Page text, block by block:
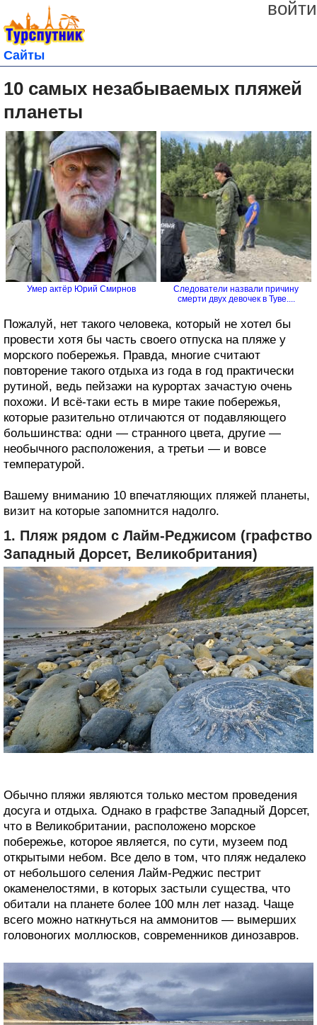
войти
Сайты
10 самых незабываемых пляжей
планеты
Умер актёр Юрий Смирнов
Следователи назвали причину
смерти двух девочек в Туве....
Пожалуй, нет такого человека, который не хотел бы
провести хотя бы часть своего отпуска на пляже у
морского побережья. Правда, многие считают
повторение такого отдыха из года в год практически
рутиной, ведь пейзажи на курортах зачастую очень
похожи. И всё-таки есть в мире такие побережья,
которые разительно отличаются от подавляющего
большинства: одни — странного цвета, другие —
необычного расположения, а третьи — и вовсе
температурой.
Вашему вниманию 10 впечатляющих пляжей планеты,
визит на которые запомнится надолго.
1. Пляж рядом с Лайм-Реджисом (графство
Западный Дорсет, Великобритания)
Обычно пляжи являются только местом проведения
досуга и отдыха. Однако в графстве Западный Дорсет,
что в Великобритании, расположено морское
побережье, которое является, по сути, музеем под
открытыми небом. Все дело в том, что пляж недалеко
от небольшого селения Лайм-Реджис пестрит
окаменелостями, в которых застыли существа, что
обитали на планете более 100 млн лет назад. Чаще
всего можно наткнуться на аммонитов — вымерших
головоногих моллюсков, современников динозавров.